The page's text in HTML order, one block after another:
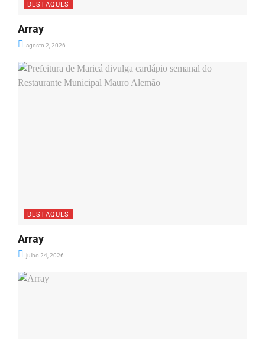
DESTAQUES
Array
agosto 2, 2026
DESTAQUES
Array
julho 24, 2026